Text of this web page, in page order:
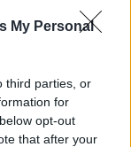
My Personal
third parties, or
for
opt-out
that after your